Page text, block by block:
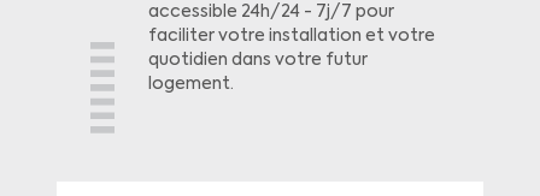
accessible 24h/24 - 7j/7 pour
faciliter votre installation et votre
quotidien dans votre futur
logement.